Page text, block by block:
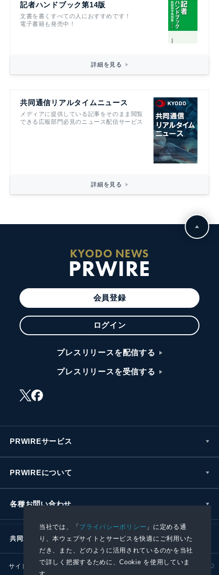
当社では、「プライバシーポリシー 」に定める通
り、本ウェブサイトとサービスを快適にご利用いた
だき、また、どのように活用されているのかを当社
で詳しく把握するために、Cookie を使用していま
記者ハンドブック第14版
文書を書くすべての人におすすめです！
電子書籍も発売中！
詳細を見る
共同通信リアルタイムニュース
メディアに提供している記事をそのまま閲覧
できる広報部門必見のニュース配信サービス
詳細を見る
KYODO NEWS
PRWIRE
会員登録
ログイン
プレスリリースを配信する
プレスリリースを受信する
PRWIREサービス
PRWIREについて
各種お問い合わせ
共同通信社グループ
サイトポリシー プライバシーポリシー